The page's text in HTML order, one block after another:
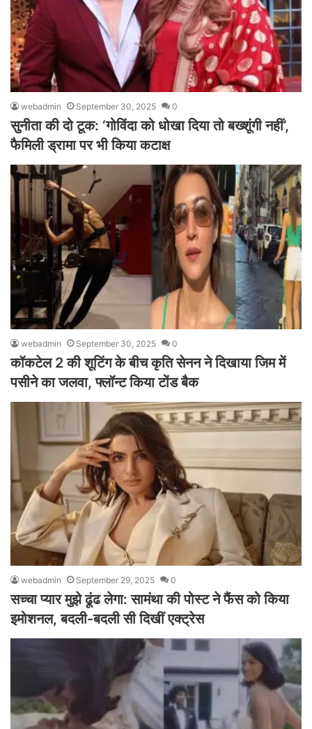
webadmin September 30, 2025 0
सुनीता की दो टूक: ‘गोविंदा को धोखा दिया तो बख्शूंगी नहीं’,
फैमिली ड्रामा पर भी किया कटाक्ष
webadmin September 30, 2025 0
कॉकटेल 2 की शूटिंग के बीच कृति सेनन ने दिखाया जिम में
पसीने का जलवा, फ्लॉन्ट किया टोंड बैक
webadmin September 29, 2025 0
सच्चा प्यार मुझे ढूंढ लेगा: सामंथा की पोस्ट ने फैंस को किया
इमोशनल, बदली-बदली सी दिखीं एक्ट्रेस